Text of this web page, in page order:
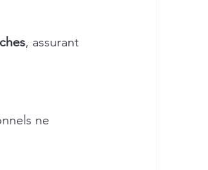
, assurant
ne